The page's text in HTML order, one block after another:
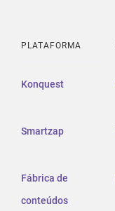
PLATAFORMA
Konquest
Smartzap
Fábrica de
conteúdos